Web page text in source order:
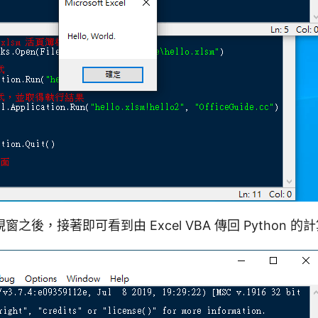
窗之後，接著即可看到由 Excel VBA 傳回 Python 的